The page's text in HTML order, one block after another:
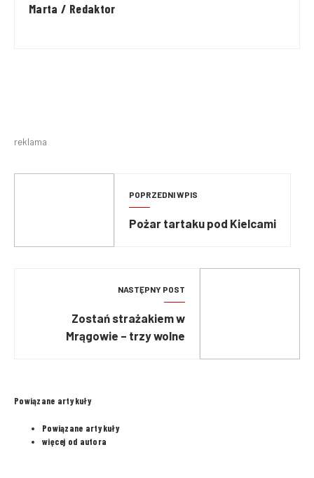
Marta / Redaktor
reklama
POPRZEDNI WPIS
Pożar tartaku pod Kielcami
NASTĘPNY POST
Zostań strażakiem w
Mrągowie – trzy wolne
Powiązane artykuły
Powiązane artykuły
więcej od autora